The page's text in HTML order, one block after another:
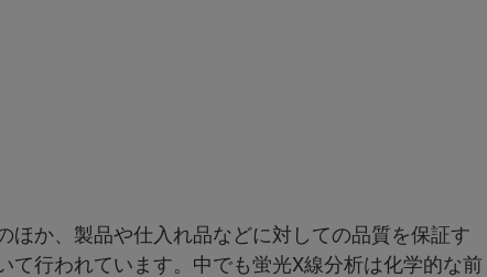
か、製品や仕入れ品などに対しての品質を保証す
行われています。中でも蛍光X線分析は化学的な前